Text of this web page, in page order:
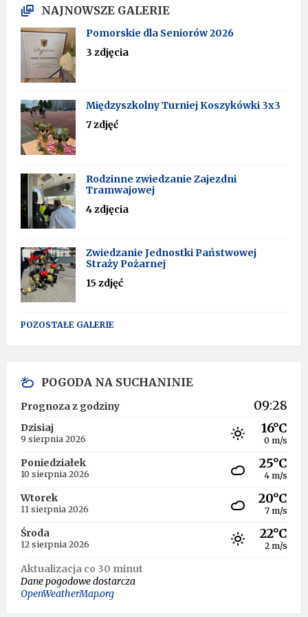
NAJNOWSZE GALERIE
Pomorskie dla Seniorów 2026
3 zdjęcia
Międzyszkolny Turniej Koszykówki 3x3
7 zdjęć
Rodzinne zwiedzanie Zajezdni
Tramwajowej
4 zdjęcia
Zwiedzanie Jednostki Państwowej
Straży Pożarnej
15 zdjęć
POZOSTAŁE GALERIE
POGODA NA SUCHANINIE
Prognoza z godziny 09:28
Dzisiaj
9 sierpnia 2026
16°C
0 m/s
Poniedziałek
10 sierpnia 2026
25°C
4 m/s
Wtorek
11 sierpnia 2026
20°C
7 m/s
Środa
12 sierpnia 2026
22°C
2 m/s
Aktualizacja co 30 minut
Dane pogodowe dostarcza
OpenWeatherMap.org